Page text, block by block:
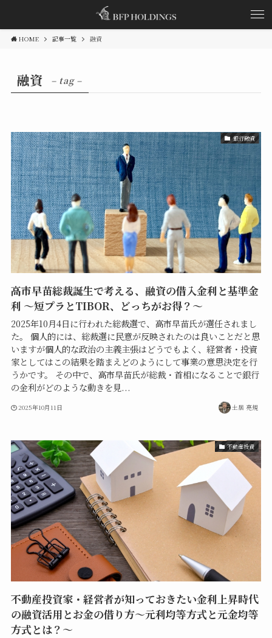
HOME 記事一覧 融資
融資 – tag –
銀行融資
高市早苗総裁誕生で考える、融資の借入金利と基準金
利 〜短プラとTIBOR、どっちがお得？～
2025年10月4日に行われた総裁選で、高市早苗氏が選任されまし
た。 個人的には、総裁選に民意が反映されたのは良いことだと思
いますが個人的な政治の主義主張はどうでもよく、経営者・投資
家としてはこの結果を踏まえどのようにして事業の意思決定を行
うかです。 その中で、高市早苗氏が総裁・首相になることで銀行
の金利がどのような動きを見...
2025年10月11日 土居 亮規
不動産投資
不動産投資家・経営者が知っておきたい金利上昇時代
の融資活用とお金の借り方〜元利均等方式と元金均等
方式とは？〜